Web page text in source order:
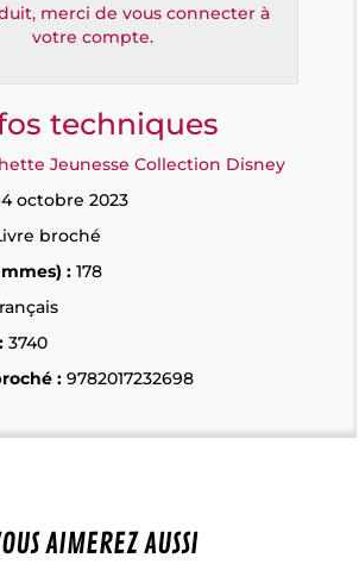
merci de vous connecter à
votre compte.
techniques
Jeunesse Collection Disney
4 octobre 2023
broché
: 178
3740
: 9782017232698
AIMEREZ AUSSI